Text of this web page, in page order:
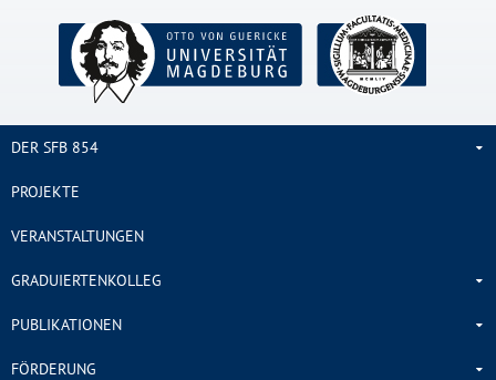
DER SFB 854
PROJEKTE
VERANSTALTUNGEN
GRADUIERTENKOLLEG
PUBLIKATIONEN
FÖRDERUNG